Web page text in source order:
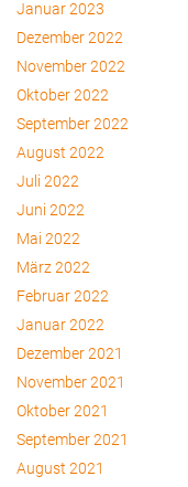
Januar 2023
Dezember 2022
November 2022
Oktober 2022
September 2022
August 2022
Juli 2022
Juni 2022
Mai 2022
März 2022
Februar 2022
Januar 2022
Dezember 2021
November 2021
Oktober 2021
September 2021
August 2021